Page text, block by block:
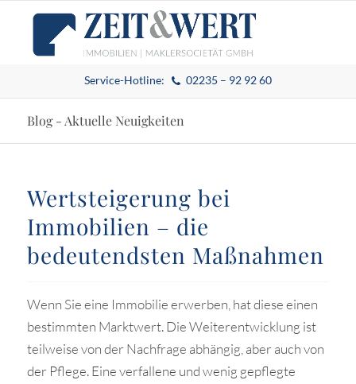
Service-Hotline: 02235 – 92 92 60
Blog - Aktuelle Neuigkeiten
Wertsteigerung bei
Immobilien – die
bedeutendsten Maßnahmen
Wenn Sie eine Immobilie erwerben, hat diese einen
bestimmten Marktwert. Die Weiterentwicklung ist
teilweise von der Nachfrage abhängig, aber auch von
der Pflege. Eine verfallene und wenig gepflegte